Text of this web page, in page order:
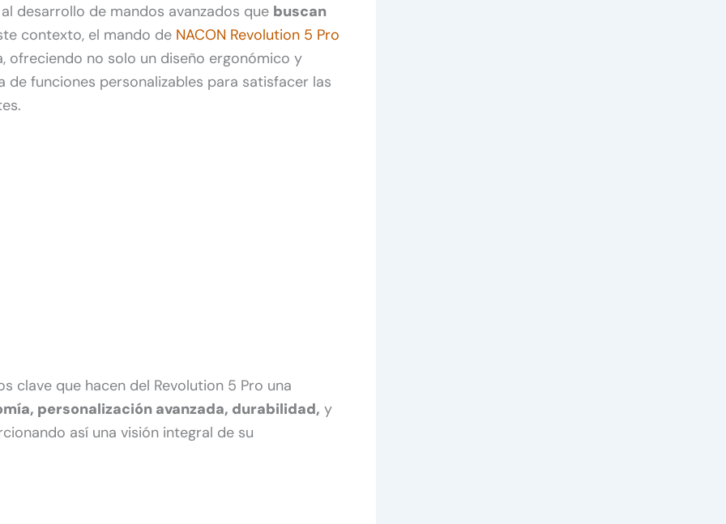
desarrollo de mandos avanzados que buscan
contexto, el mando de NACON Revolution 5 Pro
ofreciendo no solo un diseño ergonómico y
de funciones personalizables para satisfacer las
clave que hacen del Revolution 5 Pro una
personalización avanzada, durabilidad, y
así una visión integral de su